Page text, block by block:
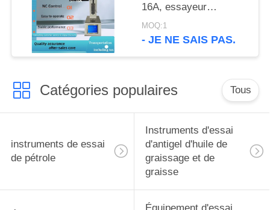
16A, essayeur
médicinal de
concentration de
MOQ:1
- JE NE SAIS PAS.
Catégories populaires Tous
instruments de essai
de pétrole
Instruments d'essai
d'antigel d'huile de
graissage et de
graisse